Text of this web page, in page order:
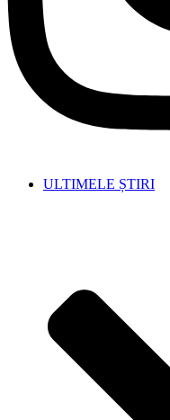
ULTIMELE ȘTIRI